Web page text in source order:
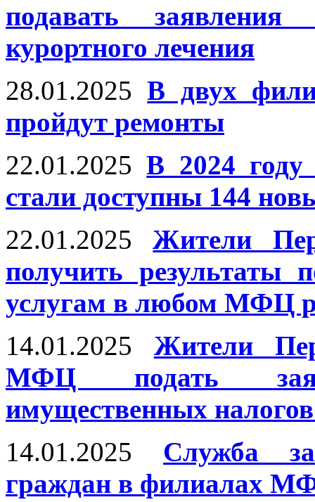
подавать
курортного лечения
28.01.2025 В двух
пройдут ремонты
22.01.2025 В 2024
стали доступны 144
22.01.2025
Жители
получить результаты
услугам в любом МФЦ
14.01.2025
Жители
МФЦ подать
имущественных
14.01.2025
Служба
граждан в филиалах